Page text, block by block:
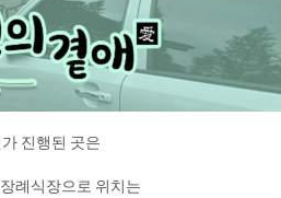
진행된 곳은
례식장으로 위치는